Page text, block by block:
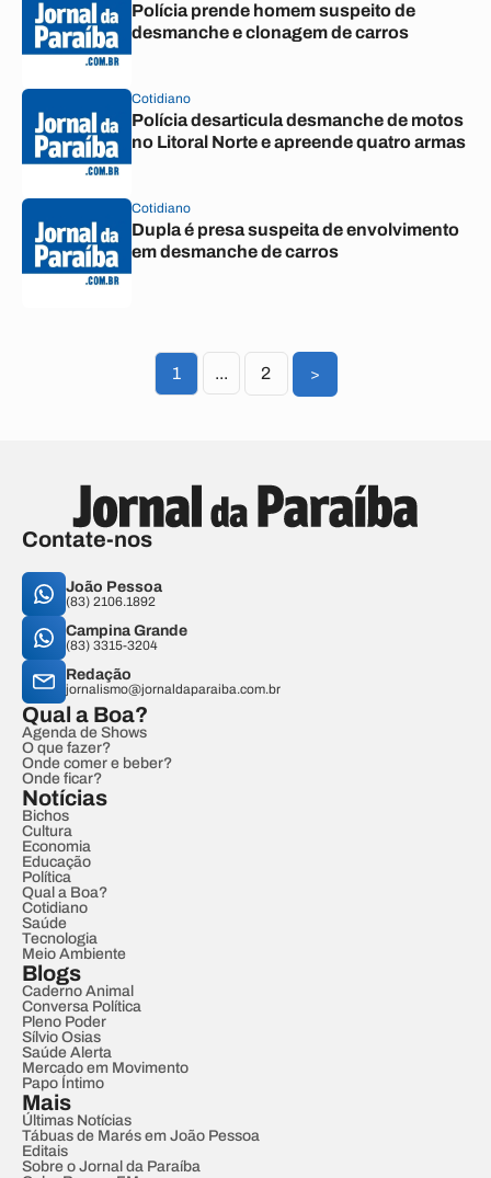
Polícia prende homem suspeito de
desmanche e clonagem de carros
Cotidiano
Polícia desarticula desmanche de motos
no Litoral Norte e apreende quatro armas
Cotidiano
Dupla é presa suspeita de envolvimento
em desmanche de carros
1 ... 2 >
Contate-nos
João Pessoa
(83) 2106.1892
Campina Grande
(83) 3315-3204
Redação
jornalismo@jornaldaparaiba.com.br
Qual a Boa?
Agenda de Shows
O que fazer?
Onde comer e beber?
Onde ficar?
Notícias
Bichos
Cultura
Economia
Educação
Política
Qual a Boa?
Cotidiano
Saúde
Tecnologia
Meio Ambiente
Blogs
Caderno Animal
Conversa Política
Pleno Poder
Sílvio Osias
Saúde Alerta
Mercado em Movimento
Papo Íntimo
Mais
Últimas Notícias
Tábuas de Marés em João Pessoa
Editais
Sobre o Jornal da Paraíba